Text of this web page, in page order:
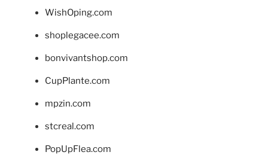
WishOping.com
shoplegacee.com
bonvivantshop.com
CupPlante.com
mpzin.com
stcreal.com
PopUpFlea.com